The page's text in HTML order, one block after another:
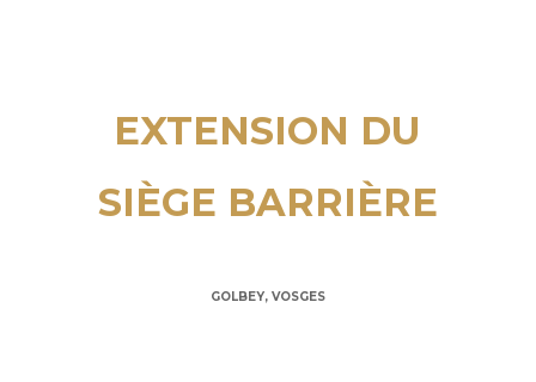
EXTENSION DU
SIÈGE BARRIÈRE
GOLBEY, VOSGES